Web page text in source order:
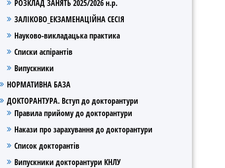
РОЗКЛАД ЗАНЯТЬ 2025/2026 н.р.
ЗАЛІКОВО_ЕКЗАМЕНАЦІЙНА СЕСІЯ
Науково-викладацька практика
Списки аспірантів
Випускники
НОРМАТИВНА БАЗА
ДОКТОРАНТУРА. Вступ до докторантури
Правила прийому до докторантури
Накази про зарахування до докторантури
Список докторантів
Випускники докторантури КНЛУ